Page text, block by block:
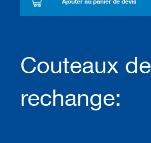
Couteaux de
rechange: